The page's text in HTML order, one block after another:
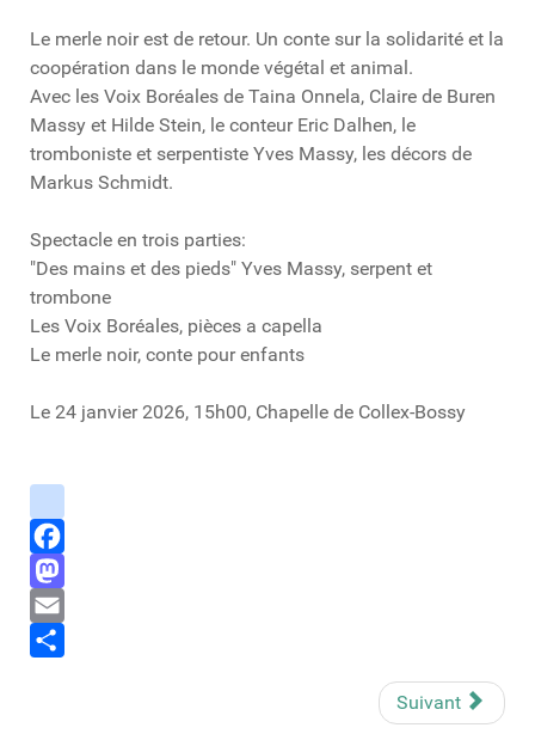
Le merle noir est de retour. Un conte sur la solidarité et la
coopération dans le monde végétal et animal.
Avec les Voix Boréales de Taina Onnela, Claire de Buren
Massy et Hilde Stein, le conteur Eric Dalhen, le
tromboniste et serpentiste Yves Massy, les décors de
Markus Schmidt.
Spectacle en trois parties:
"Des mains et des pieds" Yves Massy, serpent et
trombone
Les Voix Boréales, pièces a capella
Le merle noir, conte pour enfants
Le 24 janvier 2026, 15h00, Chapelle de Collex-Bossy
instagram
Facebook
Mastodon
Email
Suivant